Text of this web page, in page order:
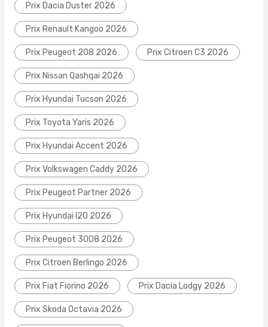
Prix Dacia Duster 2026
Prix Renault Kangoo 2026
Prix Peugeot 208 2026 Prix Citroen C3 2026
Prix Nissan Qashqai 2026
Prix Hyundai Tucson 2026
Prix Toyota Yaris 2026
Prix Hyundai Accent 2026
Prix Volkswagen Caddy 2026
Prix Peugeot Partner 2026
Prix Hyundai I20 2026
Prix Peugeot 3008 2026
Prix Citroen Berlingo 2026
Prix Fiat Fiorino 2026 Prix Dacia Lodgy 2026
Prix Skoda Octavia 2026